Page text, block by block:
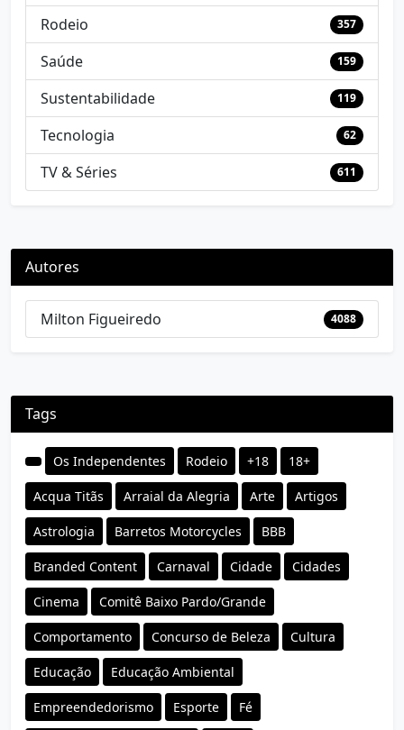
Rodeio 357
Saúde 159
Sustentabilidade 119
Tecnologia 62
TV & Séries 611
Autores
Milton Figueiredo 4088
Tags
Os Independentes Rodeio +18 18+
Acqua Titãs Arraial da Alegria Arte Artigos
Astrologia Barretos Motorcycles BBB
Branded Content Carnaval Cidade Cidades
Cinema Comitê Baixo Pardo/Grande
Comportamento Concurso de Beleza Cultura
Educação Educação Ambiental
Empreendedorismo Esporte Fé